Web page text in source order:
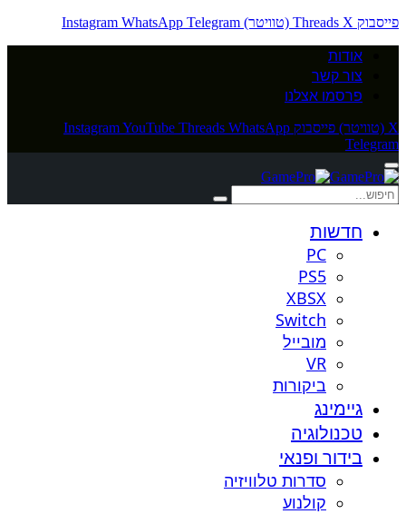
פייסבוק
Threads X (טוויטר) Instagram WhatsApp Telegram
אודות
צור קשר
פרסמו אצלנו
X (טוויטר) פייסבוק InstagramYouTube Threads WhatsApp
Telegram
חדשות
PC
PS5
XBSX
Switch
מובייל
VR
ביקורות
גיימינג
טכנולוגיה
בידור ופנאי
סדרות טלוויזיה
קולנוע